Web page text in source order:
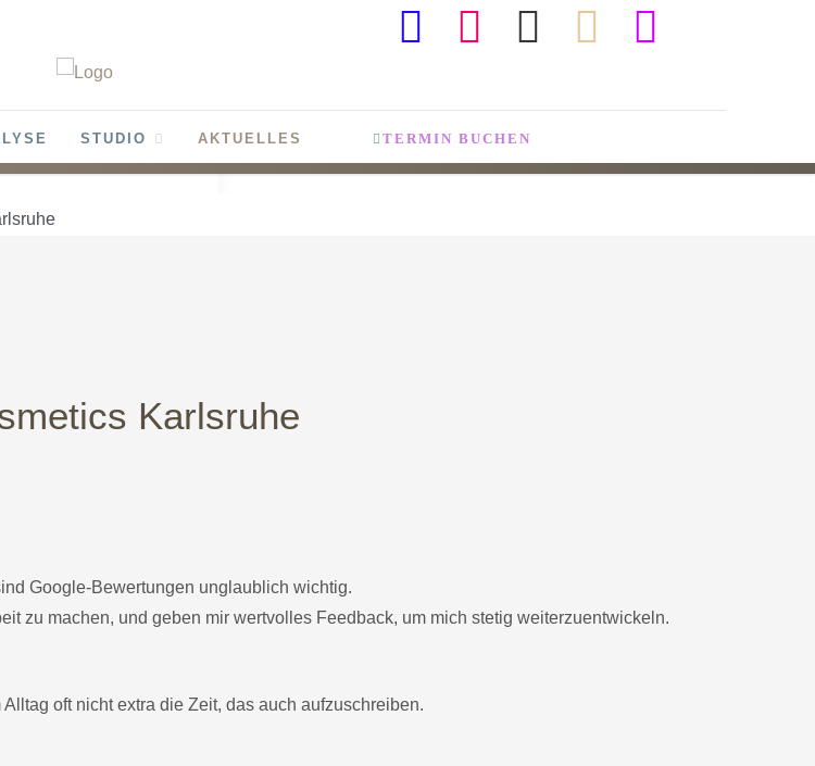
STUDIO AKTUELLES TERMIN BUCHEN
Aktuellles
Karlsruhe
Google-Bewertungen unglaublich wichtig.
zu machen, und geben mir wertvolles Feedback, um mich stetig weiterzuentwickeln.
oft nicht extra die Zeit, das auch aufzuschreiben.